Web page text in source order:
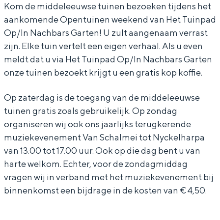
Bijzonder overnachten
Overnachten was nog nooit zo leuk. Van
van een molen tot overnachten in een
iglo van stro: Groningen biedt voor ieder
wat wils.
Fietsen
Wandelen
Eten & drinken
Winkelen
e
H
o
r
s
e
h
e
t
O
y
n
e
H
o
t
u
e
n
h
e
e
y
n
e
r
t
s
e
n
h
e
H
o
r
s
e
h
e
t
O
l
e
y
n
o
r
t
u
s
e
n
Kom de middeleeuwse tuinen bezoeken tijdens het
aankomende Opentuinen weekend van Het Tuinpad
Op/In Nachbars Garten! U zult aangenaam verrast
zijn. Elke tuin vertelt een eigen verhaal. Als u even
meldt dat u via Het Tuinpad Op/In Nachbars Garten
onze tuinen bezoekt krijgt u een gratis kop koffie.
Op zaterdag is de toegang van de middeleeuwse
tuinen gratis zoals gebruikelijk. Op zondag
organiseren wij ook ons jaarlijks terugkerende
muziekevenement Van Schalmei tot Nyckelharpa
van 13.00 tot 17.00 uur. Ook op die dag bent u van
harte welkom. Echter, voor de zondagmiddag
vragen wij in verband met het muziekevenement bij
binnenkomst een bijdrage in de kosten van € 4,50.